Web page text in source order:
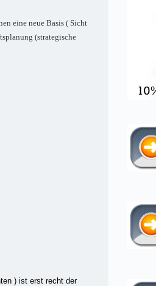
eine neue Basis ( Sicht
(strategische
) ist erst recht der